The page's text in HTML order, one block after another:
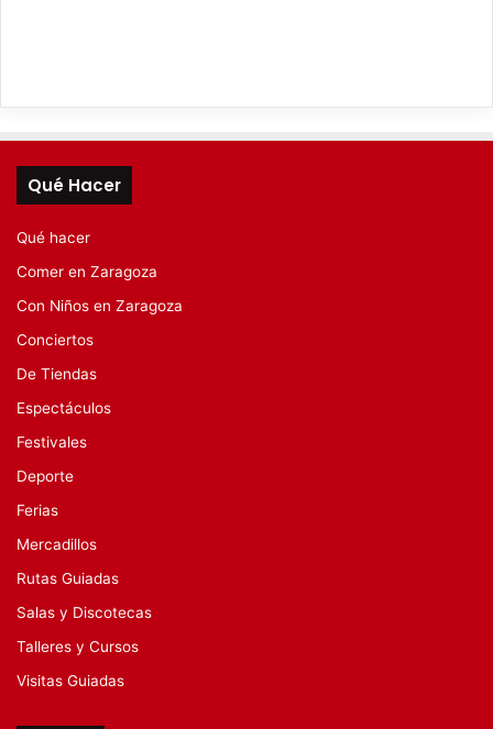
Qué Hacer
Qué hacer
Comer en Zaragoza
Con Niños en Zaragoza
Conciertos
De Tiendas
Espectáculos
Festivales
Deporte
Ferias
Mercadillos
Rutas Guiadas
Salas y Discotecas
Talleres y Cursos
Visitas Guiadas